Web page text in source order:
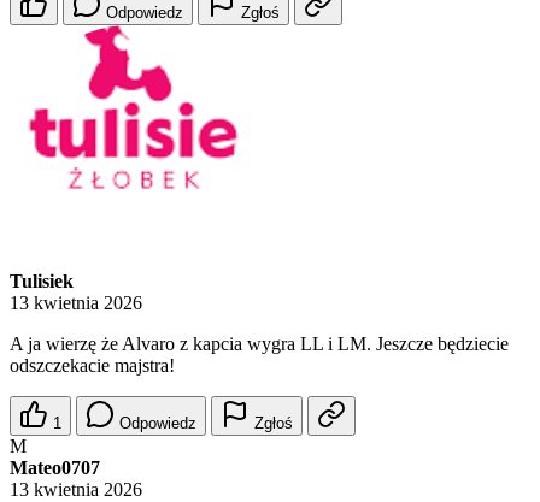
Odpowiedz Zgłoś
Tulisiek
13 kwietnia 2026
A ja wierzę że Alvaro z kapcia wygra LL i LM. Jeszcze będziecie
odszczekacie majstra!
1 Odpowiedz Zgłoś
M
Mateo0707
13 kwietnia 2026